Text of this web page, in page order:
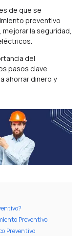
de que se
preventivo
la seguridad,
del
pasos clave
ahorrar dinero y
Preventivo
Preventivo